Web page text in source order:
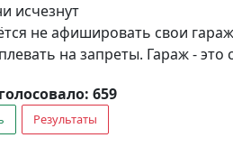
исчезнут
не афишировать свои
на запреты. Гараж - это
659
Результаты